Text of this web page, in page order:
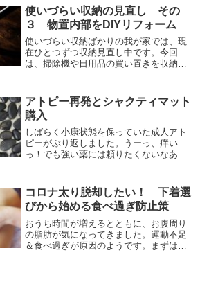
使いづらい収納の見直し その
３ 物置内部をDIYリフォーム
使いづらい収納ばかりの我が家では、現
在ひとつずつ収納見直し中です。今回
は、掃除機や日用品の買い置きを収納す
アトピー再発とシャクティマット
購入
しばらく小康状態を保っていた成人アト
ピーがぶり返しました。うーっ、痒い
っ！でも強い薬には頼りたくないなあ。
コロナ太り脱却したい！ 下着選
びから始める食べ過ぎ防止策
おうち時間が増えるとともに、お腹周り
の脂肪が気になってきました。運動不足
＆食べ過ぎが原因のようです。まずはこ